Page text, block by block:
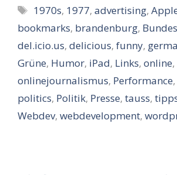
Schlagwörter
1970s, 1977,advertising,
bookmarks, brandenburg,
del.icio.us, delicious, funny,
Grüne, Humor, iPad, Links, online,
onlinejournalismus, Performance,
politics, Politik, Presse, tauss,
Webdev, webdevelopment,